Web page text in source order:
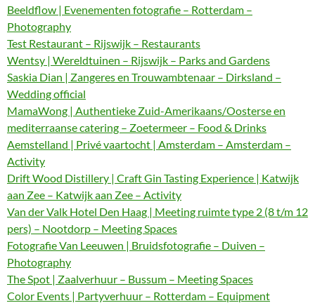
Beeldflow | Evenementen fotografie – Rotterdam –
Photography
Test Restaurant – Rijswijk – Restaurants
Wentsy | Wereldtuinen – Rijswijk – Parks and Gardens
Saskia Dian | Zangeres en Trouwambtenaar – Dirksland –
Wedding official
MamaWong | Authentieke Zuid-Amerikaans/Oosterse en
mediterraanse catering – Zoetermeer – Food & Drinks
Aemstelland | Privé vaartocht | Amsterdam – Amsterdam –
Activity
Drift Wood Distillery | Craft Gin Tasting Experience | Katwijk
aan Zee – Katwijk aan Zee – Activity
Van der Valk Hotel Den Haag | Meeting ruimte type 2 (8 t/m 12
pers) – Nootdorp – Meeting Spaces
Fotografie Van Leeuwen | Bruidsfotografie – Duiven –
Photography
The Spot | Zaalverhuur – Bussum – Meeting Spaces
Color Events | Partyverhuur – Rotterdam – Equipment